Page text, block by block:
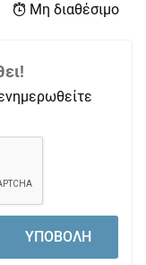
Μη διαθέσιμο
ΥΠΟΒΟΛΗ